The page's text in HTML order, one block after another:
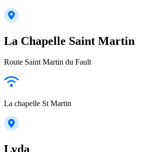
La Chapelle Saint Martin
Route Saint Martin du Fault
La chapelle St Martin
Lyda